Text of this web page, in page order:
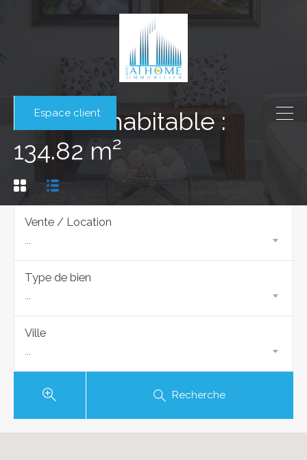
Espace client
Surface habitable :
134.82 m²
Vente / Location
...
Type de bien
...
Ville
...
Recherche